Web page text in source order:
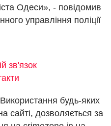
Одеси», - повідомив
управління поліції
зв'язок
будь-яких
сайті, дозволяється за